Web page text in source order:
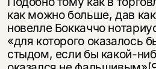
как можно больше, дав
новелле Боккаччо
«для которого оказалось
стыдом, если бы какой-